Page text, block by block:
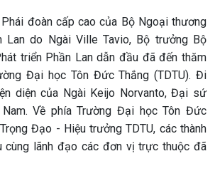
đoàn cấp cao của Bộ Ngoại thương
Lan do Ngài Ville Tavio, Bộ trưởng Bộ
triển Phần Lan dẫn đầu đã đến thăm
Đại học Tôn Đức Thắng (TDTU). Đi
diện của Ngài Keijo Norvanto, Đại sứ
Về phía Trường Đại học Tôn Đức
Đạo - Hiệu trưởng TDTU, các thành
cùng lãnh đạo các đơn vị trực thuộc đã